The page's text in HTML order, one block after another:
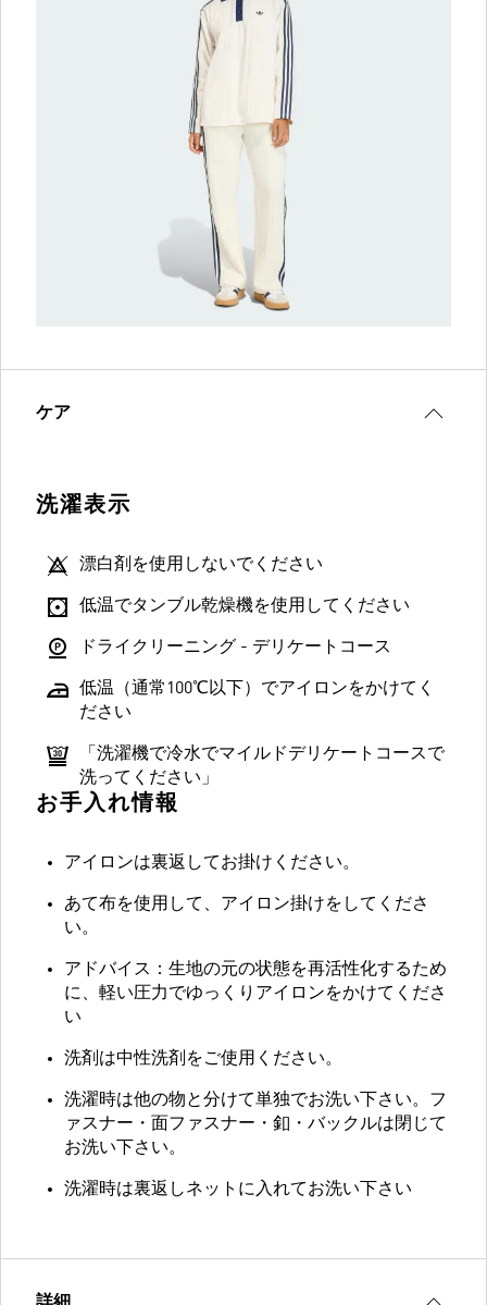
ケア
洗濯表示
漂白剤を使用しないでください
低温でタンブル乾燥機を使用してください
ドライクリーニング - デリケートコース
低温（通常100℃以下）でアイロンをかけてく
ださい
「洗濯機で冷水でマイルドデリケートコースで
洗ってください」
お手入れ情報
アイロンは裏返してお掛けください。
あて布を使用して、アイロン掛けをしてくださ
い。
アドバイス：生地の元の状態を再活性化するため
に、軽い圧力でゆっくりアイロンをかけてくださ
い
洗剤は中性洗剤をご使用ください。
洗濯時は他の物と分けて単独でお洗い下さい。フ
ァスナー・面ファスナー・釦・バックルは閉じて
お洗い下さい。
洗濯時は裏返しネットに入れてお洗い下さい